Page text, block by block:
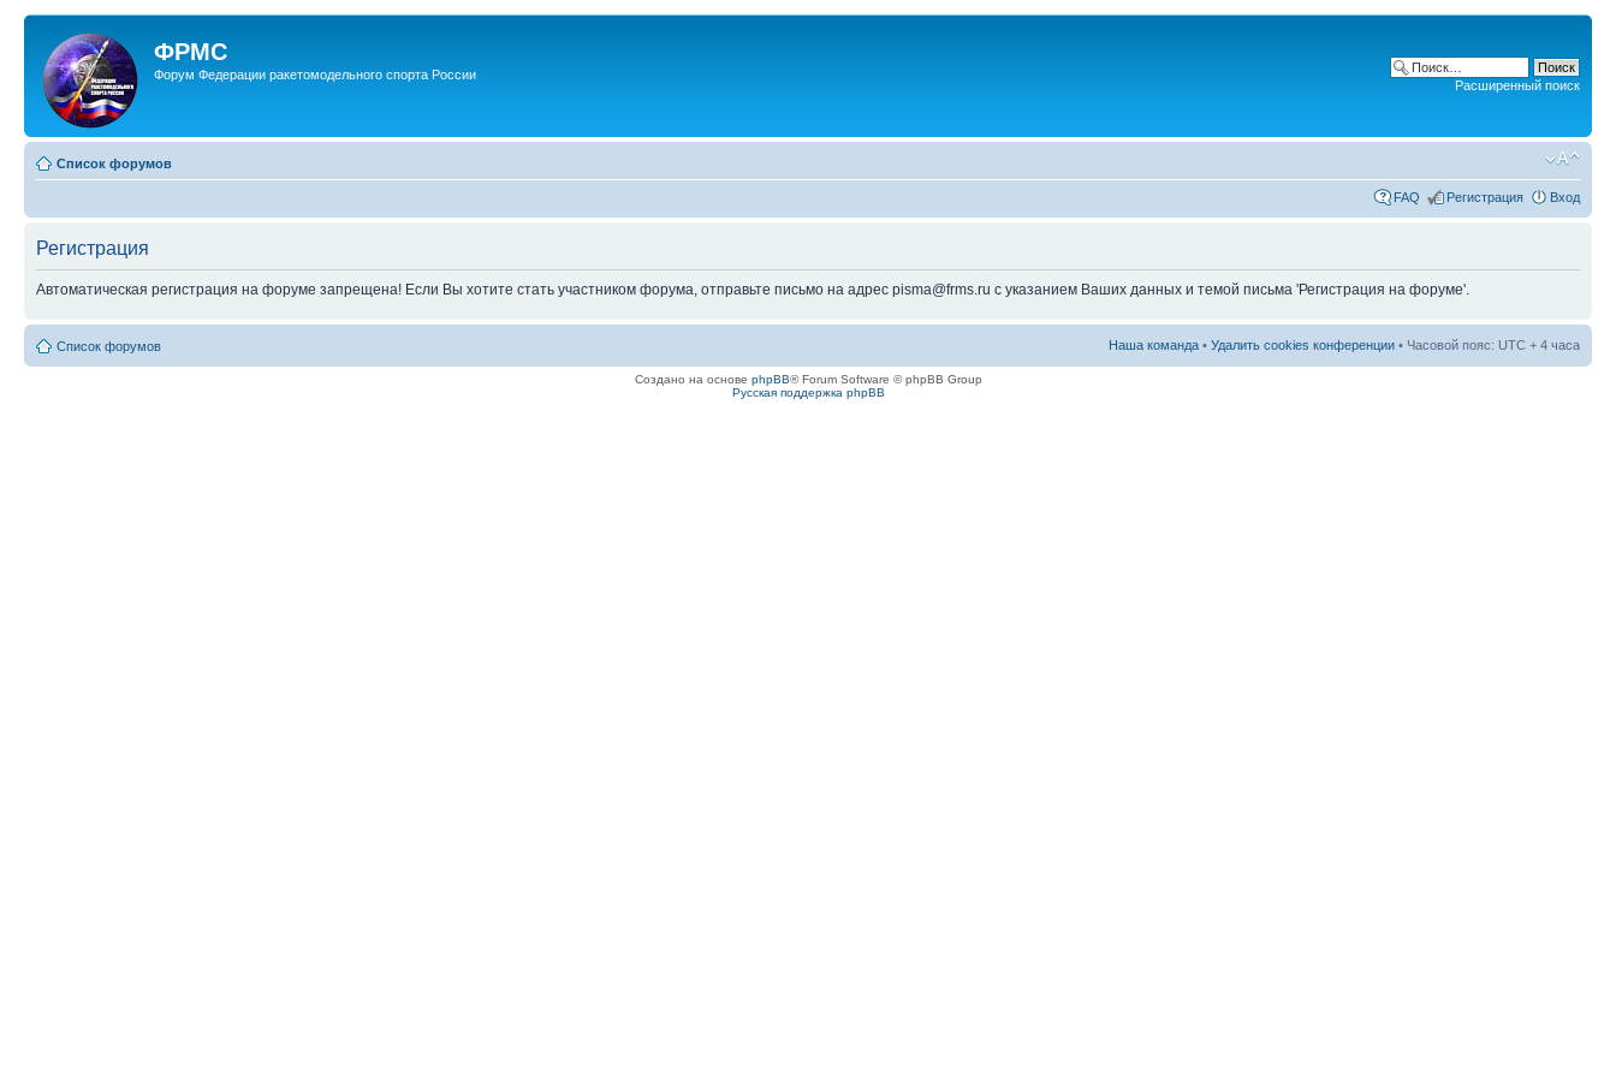
ФРМС
Форум Федерации ракетомодельного спорта России
Расширенный поиск
Список форумов
FAQ Регистрация Вход
Регистрация
Автоматическая регистрация на форуме запрещена! Если Вы хотите стать участником форума, отправьте письмо на адрес pisma@frms.ru с указанием Ваших данных и темой письма 'Регистрация на форуме'.
Список форумов Наша команда • Удалить cookies конференции • Часовой пояс: UTC + 4 часа
Создано на основе phpBB® Forum Software © phpBB Group
Русская поддержка phpBB